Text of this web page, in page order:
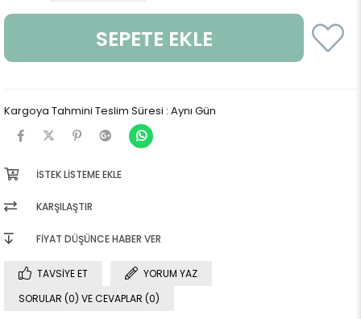
Kargoya Tahmini Teslim Süresi : Aynı Gün
İSTEK LISTEME EKLE
KARŞILAŞTIR
FIYAT DÜŞÜNCE HABER VER
TAVSIYE ET
YORUM YAZ
SORULAR (0) VE CEVAPLAR (0)